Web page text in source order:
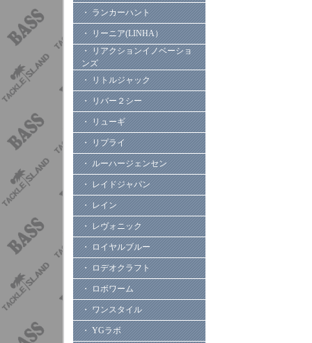
・ ランカーハント
・ リーニア(LINHA）
・ リアクションイノベーショ
ンズ
・ リトルジャック
・ リバー２シー
・ リューギ
・ リプライ
・ ルーハージェンセン
・ レイドジャパン
・ レイン
・ レヴォニック
・ ロイヤルブルー
・ ロデオクラフト
・ ロボワーム
・ ワンスタイル
・ YGラボ